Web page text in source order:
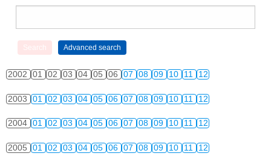
2002 01 02 03 04 05 06 07 08 09 10 11 12
2003 01 02 03 04 05 06 07 08 09 10 11 12
2004 01 02 03 04 05 06 07 08 09 10 11 12
2005 01 02 03 04 05 06 07 08 09 10 11 12